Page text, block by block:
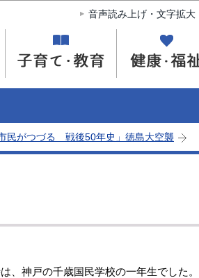
のページの本文へ移動
音声読み上げ・文字拡大
市民がつづる 戦後50年史」徳島大空襲
神戸の千歳国民学校の一年生でした。